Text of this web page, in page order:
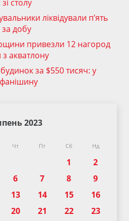
столу
ліквідували п’ять
добу
привезли 12 нагород
з акватлону
за $550 тисяч: у
2023
Чт Пт Сб Нд
1
2
6 7 8
9
13 14 15
16
20 21 22
23